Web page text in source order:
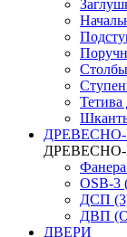
Тетива
OSB-3
ДСП
ДВП
ДВЕРИ